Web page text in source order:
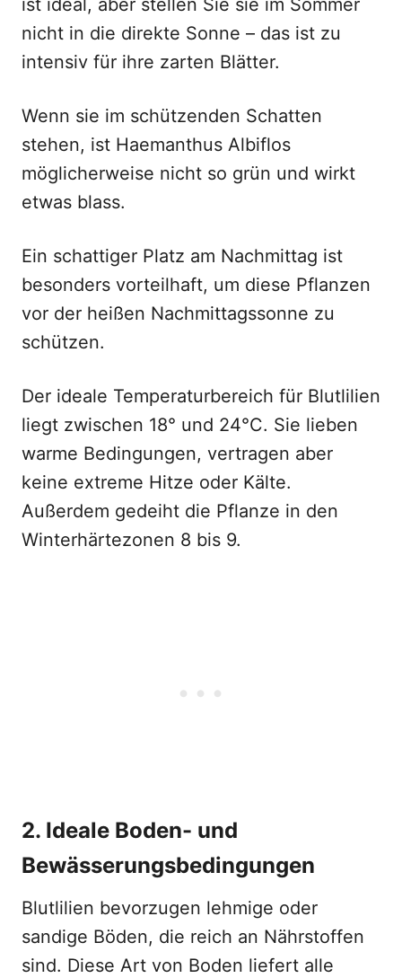
ist ideal, aber stellen Sie sie im Sommer
nicht in die direkte Sonne – das ist zu
intensiv für ihre zarten Blätter.
Wenn sie im schützenden Schatten
stehen, ist Haemanthus Albiflos
möglicherweise nicht so grün und wirkt
etwas blass.
Ein schattiger Platz am Nachmittag ist
besonders vorteilhaft, um diese Pflanzen
vor der heißen Nachmittagssonne zu
schützen.
Der ideale Temperaturbereich für Blutlilien
liegt zwischen 18° und 24°C. Sie lieben
warme Bedingungen, vertragen aber
keine extreme Hitze oder Kälte.
Außerdem gedeiht die Pflanze in den
Winterhärtezonen 8 bis 9.
2. Ideale Boden- und
Bewässerungsbedingungen
Blutlilien bevorzugen lehmige oder
sandige Böden, die reich an Nährstoffen
sind. Diese Art von Boden liefert alle